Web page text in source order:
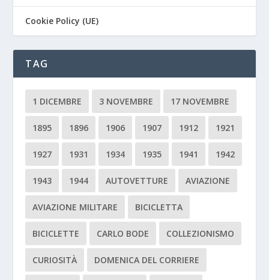
Cookie Policy (UE)
TAG
1 DICEMBRE 3 NOVEMBRE 17 NOVEMBRE
1895 1896 1906 1907 1912 1921
1927 1931 1934 1935 1941 1942
1943 1944 AUTOVETTURE AVIAZIONE
AVIAZIONE MILITARE BICICLETTA
BICICLETTE CARLO BODE COLLEZIONISMO
CURIOSITÀ DOMENICA DEL CORRIERE